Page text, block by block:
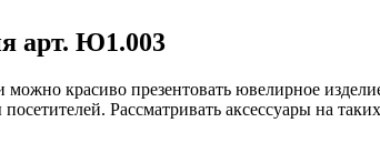
арт. Ю1.003
красиво презентовать ювелирное
Рассматривать аксессуары на